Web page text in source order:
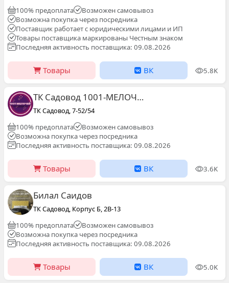
100% предоплата
Возможен самовывоз
Возможна покупка через посредника
Поставщик работает с юридическими лицами и ИП
Товары поставщика маркированы Честным знаком
Последняя активность поставщика: 09.08.2026
Товары ВК 5.8K
ТК Садовод 1001-МЕЛОЧЕЙ
ТК Садовод, 7-52/54
100% предоплата
Возможен самовывоз
Возможна покупка через посредника
Последняя активность поставщика: 09.08.2026
Товары ВК 3.6K
Билал Саидов
ТК Садовод, Корпус Б, 2В-13
100% предоплата
Возможен самовывоз
Возможна покупка через посредника
Последняя активность поставщика: 09.08.2026
Товары ВК 5.0K